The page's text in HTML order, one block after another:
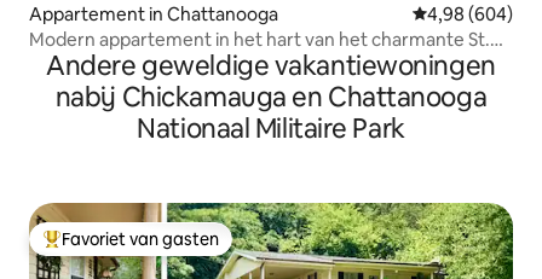
Appartement in Chattanooga Gemiddelde
4,98 (604)
Modern appartement in het hart van het charmante St.
Elmo
Andere geweldige vakantiewoningen
nabij Chickamauga en Chattanooga
Nationaal Militaire Park
Topfavoriet van gasten
Favoriet van gasten